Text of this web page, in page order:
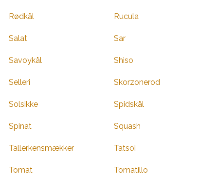
Rødkål Rucula
Salat Sar
Savoykål Shiso
Selleri Skorzonerod
Solsikke Spidskål
Spinat Squash
Tallerkensmækker Tatsoi
Tomat Tomatillo